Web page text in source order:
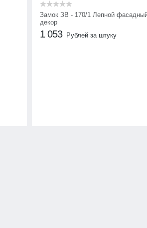
Замок ЗВ - 170/1 Лепной
декор
1 053 Рублей за штуку